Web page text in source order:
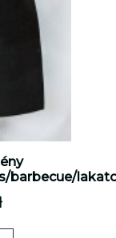
barbecue/